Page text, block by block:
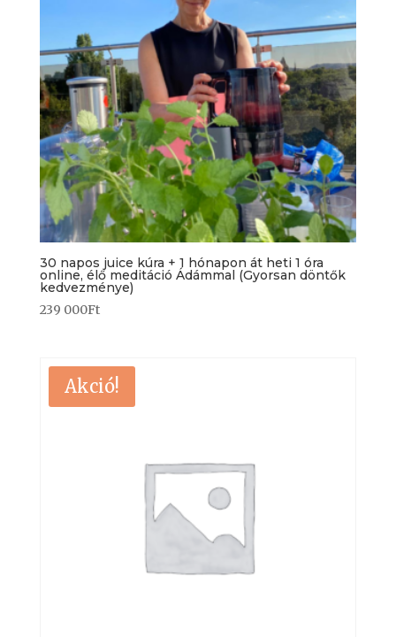
30 napos juice kúra + 1 hónapon át heti 1 óra
online, élő meditáció Ádámmal (Gyorsan döntők
kedvezménye)
239 000Ft
Akció!